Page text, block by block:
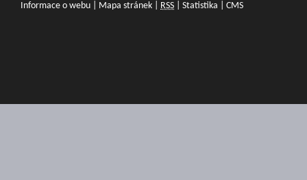
Informace o webu
Mapa stránek RSS Statistika CMS